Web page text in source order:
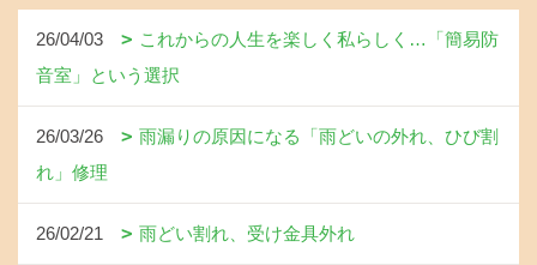
26/04/03
これからの人生を楽しく私らしく…「簡易防
音室」という選択
26/03/26
雨漏りの原因になる「雨どいの外れ、ひび割
れ」修理
26/02/21 雨どい割れ、受け金具外れ